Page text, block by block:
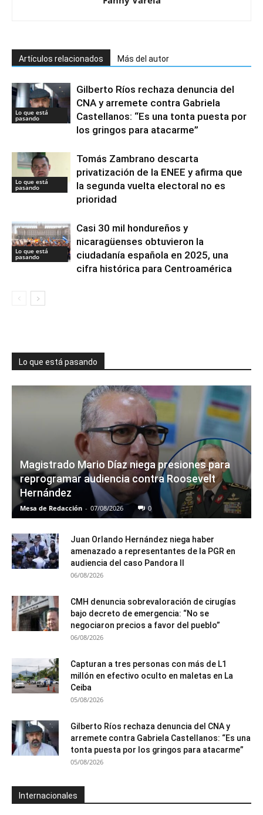
Artículos relacionados Más del autor
Lo que está
pasando
Gilberto Ríos rechaza denuncia del
CNA y arremete contra Gabriela
Castellanos: “Es una tonta puesta por
los gringos para atacarme”
Lo que está
pasando
Tomás Zambrano descarta
privatización de la ENEE y afirma que
la segunda vuelta electoral no es
prioridad
Lo que está
pasando
Casi 30 mil hondureños y
nicaragüenses obtuvieron la
ciudadanía española en 2025, una
cifra histórica para Centroamérica
Lo que está pasando
Magistrado Mario Díaz niega presiones para
reprogramar audiencia contra Roosevelt
Hernández
Mesa de Redacción - 07/08/2026 0
Juan Orlando Hernández niega haber
amenazado a representantes de la PGR en
audiencia del caso Pandora II
06/08/2026
CMH denuncia sobrevaloración de cirugías
bajo decreto de emergencia: “No se
negociaron precios a favor del pueblo”
06/08/2026
Capturan a tres personas con más de L1
millón en efectivo oculto en maletas en La
Ceiba
05/08/2026
Gilberto Ríos rechaza denuncia del CNA y
arremete contra Gabriela Castellanos: “Es una
tonta puesta por los gringos para atacarme”
05/08/2026
Internacionales